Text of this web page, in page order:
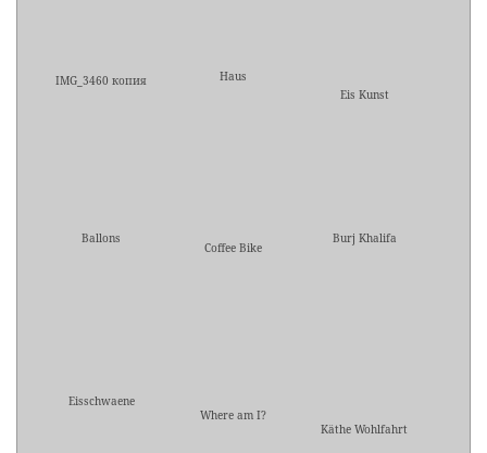
IMG_3460 копия
Haus
Eis Kunst
Ballons
Coffee Bike
Burj Khalifa
Eisschwaene
Where am I?
Käthe Wohlfahrt